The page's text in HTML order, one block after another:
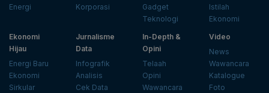
Energi
Korporasi
Gadget
Teknologi
Istilah
Ekonomi
Ekonomi
Hijau
Energi Baru
Ekonomi
Sirkular
Jurnalisme
Data
Infografik
Analisis
Cek Data
In-Depth &
Opini
Telaah
Opini
Wawancara
Video
News
Wawancara
Katalogue
Foto